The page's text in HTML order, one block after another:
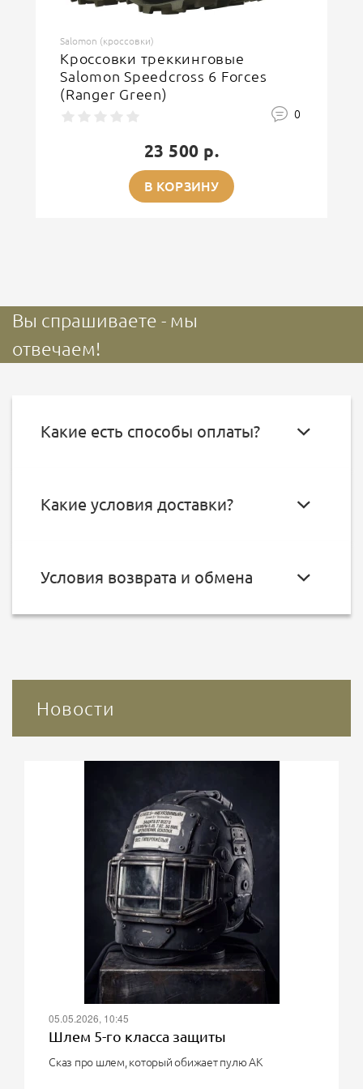
Salomon (кроссовки)
Кроссовки треккинговые
Salomon Speedcross 6 Forces
(Ranger Green)
0
23 500 р.
В КОРЗИНУ
Вы спрашиваете - мы
отвечаем!
Какие есть способы оплаты?
Какие условия доставки?
Условия возврата и обмена
Новости
05.05.2026, 10:45
Шлем 5-го класса защиты
Сказ про шлем, который обижает пулю АК